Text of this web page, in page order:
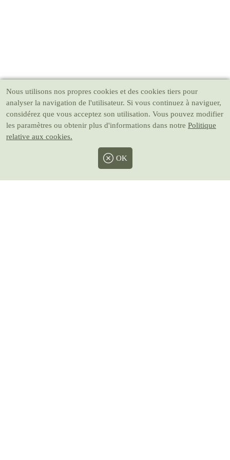
Nous utilisons nos propres cookies et des cookies tiers pour
analyser la navigation de l'utilisateur. Si vous continuez à naviguer,
considérez que vous acceptez son utilisation. Vous pouvez modifier
les paramètres ou obtenir plus d'informations dans notre Politique
relative aux cookies.
OK